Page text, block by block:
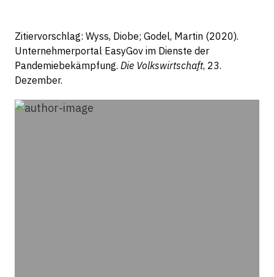
Zitiervorschlag: Wyss, Diobe; Godel, Martin (2020).
Unternehmerportal EasyGov im Dienste der
Pandemiebekämpfung. Die Volkswirtschaft, 23.
Dezember.